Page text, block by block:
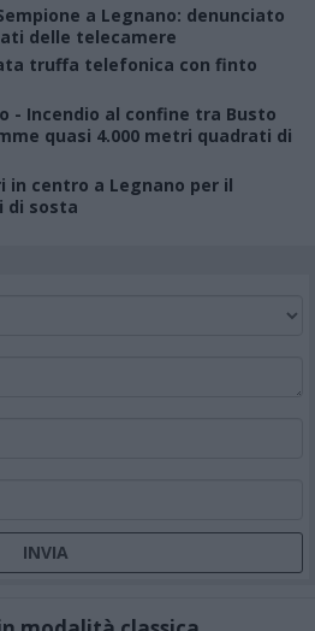
a Legnano: denunciato
delle telecamere
truffa telefonica con finto
- Incendio al confine tra Busto
quasi 4.000 metri quadrati di
in centro a Legnano per il
di sosta